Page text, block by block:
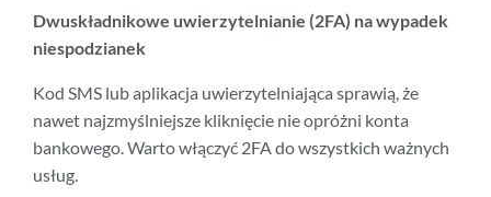
Dwuskładnikowe uwierzytelnianie (2FA) na wypadek
niespodzianek
Kod SMS lub aplikacja uwierzytelniająca sprawią, że
nawet najzmyślniejsze kliknięcie nie opróżni konta
bankowego. Warto włączyć 2FA do wszystkich ważnych
usług.